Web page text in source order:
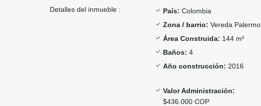
Detalles del inmueble : País: Colombia
Zona / barrio: Vereda Palermo
Área Construida: 144 m²
Baños: 4
Año construcción: 2016
Valor Administración:
$436.000 COP